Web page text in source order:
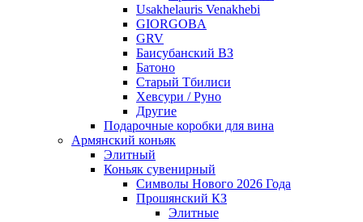
Usakhelauris Venakhebi
GIORGOBA
GRV
Баисубанский ВЗ
Батоно
Старый Тбилиси
Хевсури / Руно
Другие
Подарочные коробки для вина
Армянский коньяк
Элитный
Коньяк сувенирный
Символы Нового 2026 Года
Прошянский КЗ
Элитные